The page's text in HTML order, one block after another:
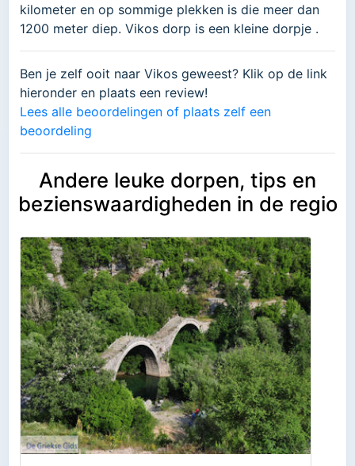
kilometer en op sommige plekken is die meer dan
1200 meter diep. Vikos dorp is een kleine dorpje .
Ben je zelf ooit naar Vikos geweest? Klik op de link
hieronder en plaats een review!
Lees alle beoordelingen of plaats zelf een
beoordeling
Andere leuke dorpen, tips en
bezienswaardigheden in de regio